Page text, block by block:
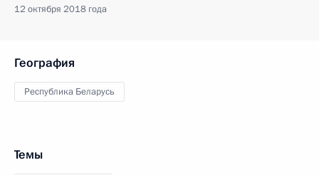
12 октября 2018 года
География
Республика Беларусь
Темы